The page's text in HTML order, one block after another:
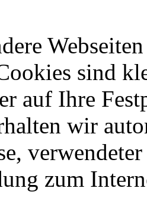
sind
auf Ihre
wir
zum